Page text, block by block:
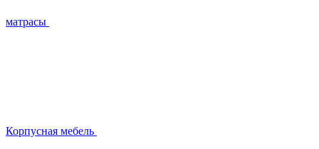
матрасы
Корпусная мебель